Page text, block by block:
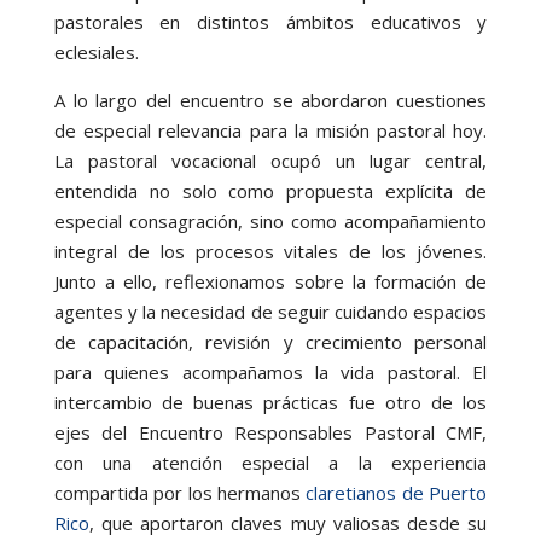
pastorales en distintos ámbitos educativos y
eclesiales.
A lo largo del encuentro se abordaron cuestiones
de especial relevancia para la misión pastoral hoy.
La pastoral vocacional ocupó un lugar central,
entendida no solo como propuesta explícita de
especial consagración, sino como acompañamiento
integral de los procesos vitales de los jóvenes.
Junto a ello, reflexionamos sobre la formación de
agentes y la necesidad de seguir cuidando espacios
de capacitación, revisión y crecimiento personal
para quienes acompañamos la vida pastoral. El
intercambio de buenas prácticas fue otro de los
ejes del Encuentro Responsables Pastoral CMF,
con una atención especial a la experiencia
compartida por los hermanosclaretianos de Puerto
Rico, que aportaron claves muy valiosas desde su